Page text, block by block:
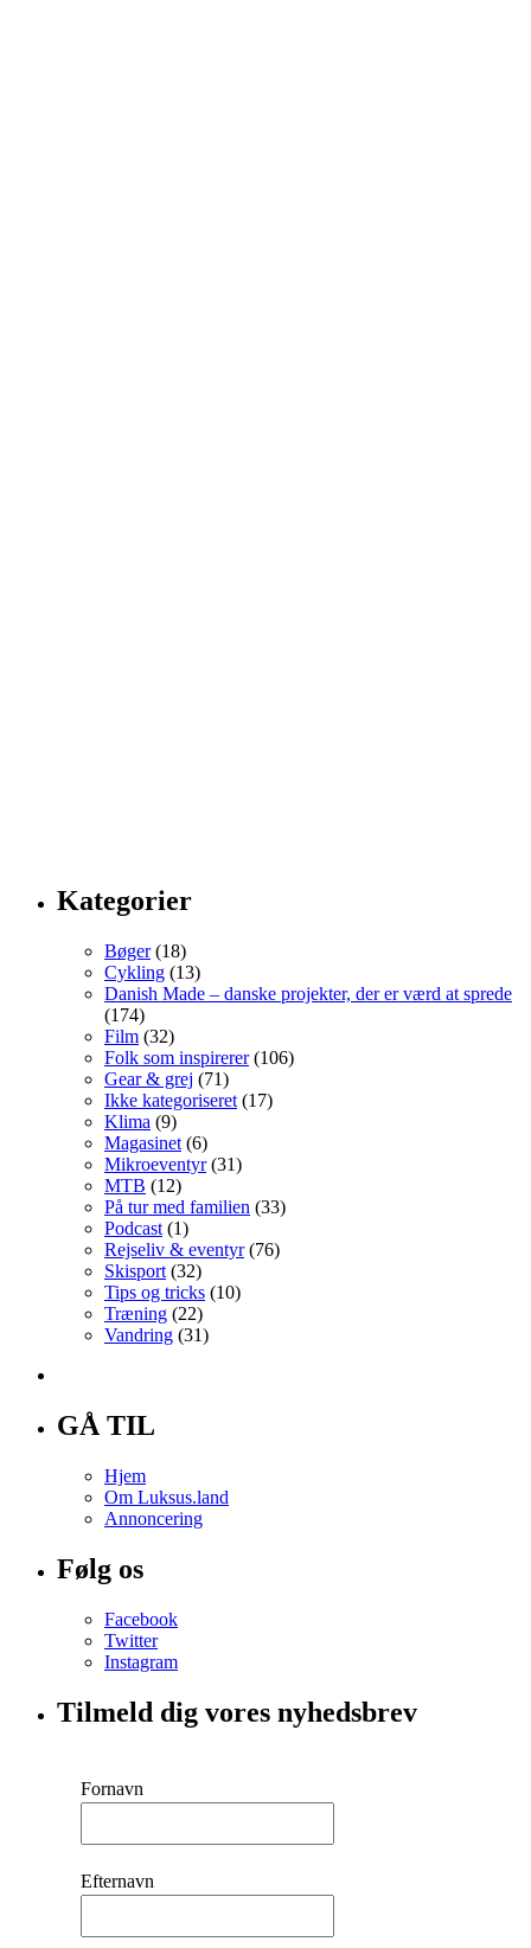
Kategorier
Bøger(18)
Cykling (13)
Danish Made – danske projekter, der er værd at sprede
(174)
Film (32)
Folk som inspirerer(106)
Gear & grej (71)
Ikke kategoriseret (17)
Klima (9)
Magasinet (6)
Mikroeventyr(31)
MTB (12)
På tur med familien (33)
Podcast (1)
Rejseliv & eventyr(76)
Skisport (32)
Tips og tricks (10)
Træning (22)
Vandring (31)
GÅ TIL
Hjem
Om Luksus.land
Annoncering
Følg os
Facebook
Twitter
Instagram
Tilmeld dig vores nyhedsbrev
Fornavn
Efternavn